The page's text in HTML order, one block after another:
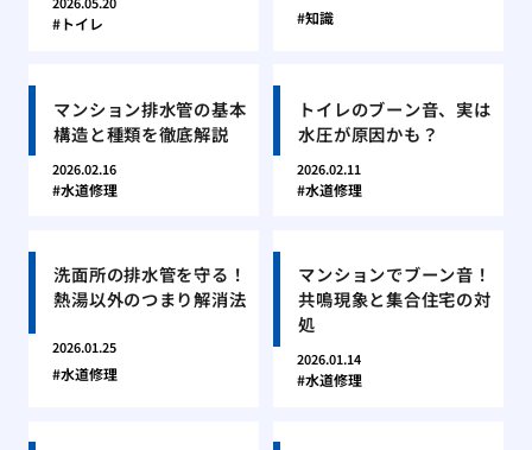
トイレ 知識
マンション排水管の基本
構造と種類を徹底解説
2026.02.16
水道修理
トイレのブーン音、実は
水圧が原因かも？
2026.02.11
水道修理
洗面所の排水管を守る！
熱湯以外のつまり解消法
2026.01.25
水道修理
マンションでブーン音！
共鳴現象と集合住宅の対
処
2026.01.14
水道修理